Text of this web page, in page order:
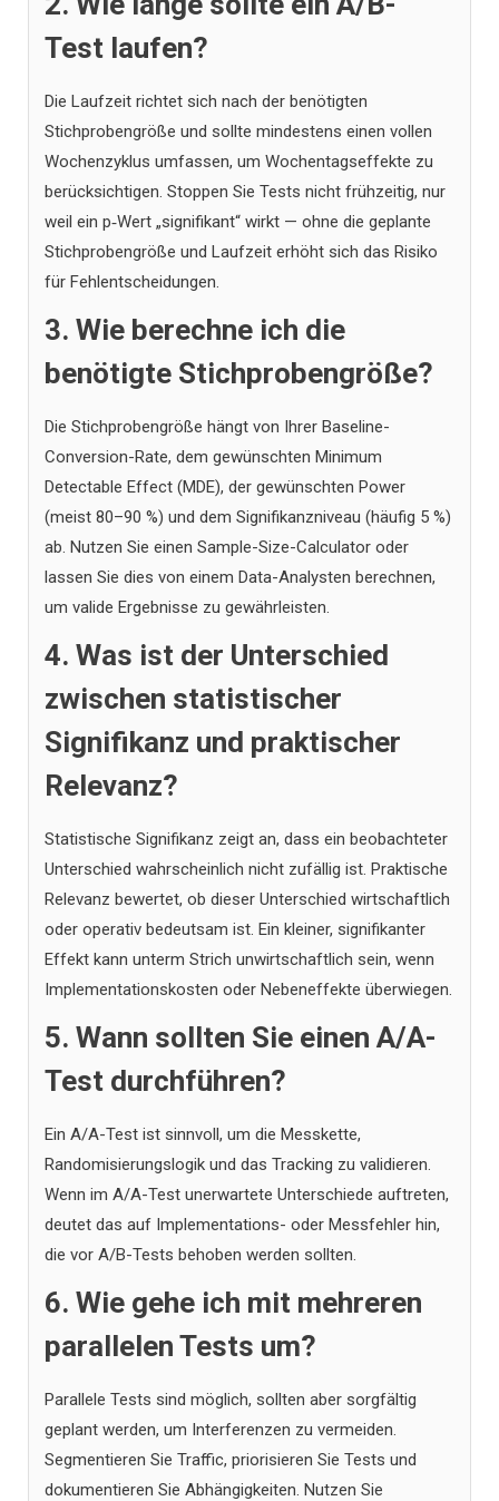
Test laufen?
Die Laufzeit richtet sich nach der benötigten
Stichprobengröße und sollte mindestens einen vollen
Wochenzyklus umfassen, um Wochentagseffekte zu
berücksichtigen. Stoppen Sie Tests nicht frühzeitig, nur
weil ein p‑Wert „signifikant“ wirkt — ohne die geplante
Stichprobengröße und Laufzeit erhöht sich das Risiko
für Fehlentscheidungen.
3. Wie berechne ich die
benötigte Stichprobengröße?
Die Stichprobengröße hängt von Ihrer Baseline-
Conversion-Rate, dem gewünschten Minimum
Detectable Effect (MDE), der gewünschten Power
(meist 80–90 %) und dem Signifikanzniveau (häufig 5 %)
ab. Nutzen Sie einen Sample-Size-Calculator oder
lassen Sie dies von einem Data-Analysten berechnen,
um valide Ergebnisse zu gewährleisten.
4. Was ist der Unterschied
zwischen statistischer
Signifikanz und praktischer
Relevanz?
Statistische Signifikanz zeigt an, dass ein beobachteter
Unterschied wahrscheinlich nicht zufällig ist. Praktische
Relevanz bewertet, ob dieser Unterschied wirtschaftlich
oder operativ bedeutsam ist. Ein kleiner, signifikanter
Effekt kann unterm Strich unwirtschaftlich sein, wenn
Implementationskosten oder Nebeneffekte überwiegen.
5. Wann sollten Sie einen A/A-
Test durchführen?
Ein A/A-Test ist sinnvoll, um die Messkette,
Randomisierungslogik und das Tracking zu validieren.
Wenn im A/A-Test unerwartete Unterschiede auftreten,
deutet das auf Implementations- oder Messfehler hin,
die vor A/B-Tests behoben werden sollten.
6. Wie gehe ich mit mehreren
parallelen Tests um?
Parallele Tests sind möglich, sollten aber sorgfältig
geplant werden, um Interferenzen zu vermeiden.
Segmentieren Sie Traffic, priorisieren Sie Tests und
dokumentieren Sie Abhängigkeiten. Nutzen Sie